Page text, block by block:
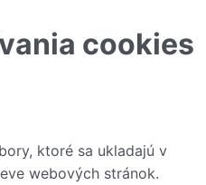
cookies
ktoré sa ukladajú v
webových stránok.